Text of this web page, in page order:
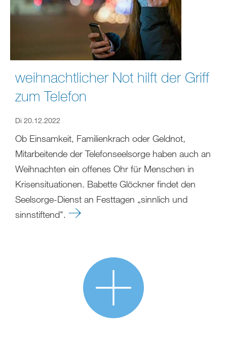
weihnachtlicher Not hilft der Griff
zum Telefon
Di 20.12.2022
Ob Einsamkeit, Familienkrach oder Geldnot,
Mitarbeitende der Telefonseelsorge haben auch an
Weihnachten ein offenes Ohr für Menschen in
Krisensituationen. Babette Glöckner findet den
Seelsorge-Dienst an Festtagen „sinnlich und
sinnstiftend".